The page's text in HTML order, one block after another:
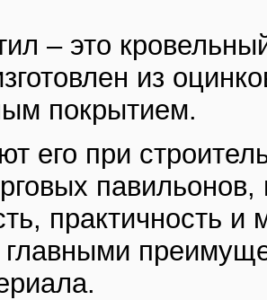
– это
из
покрытием.
его при
практичность и